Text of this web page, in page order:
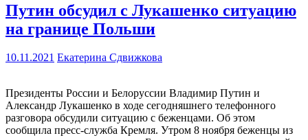
Путин обсудил с Лукашенко ситуацию
на границе Польши
10.11.2021 Екатерина Сдвижкова
Президенты России и Белоруссии Владимир Путин и
Александр Лукашенко в ходе сегодняшнего телефонного
разговора обсудили ситуацию с беженцами. Об этом
сообщила пресс-служба Кремля. Утром 8 ноября беженцы из